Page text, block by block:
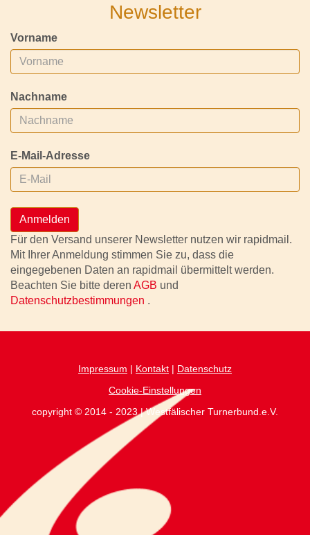
Newsletter
Vorname
Nachname
E-Mail-Adresse
Anmelden
Für den Versand unserer Newsletter nutzen wir rapidmail.
Mit Ihrer Anmeldung stimmen Sie zu, dass die
eingegebenen Daten an rapidmail übermittelt werden.
Beachten Sie bitte deren AGB und
Datenschutzbestimmungen .
Impressum | Kontakt | Datenschutz
Cookie-Einstellungen
copyright © 2014 - 2023 | Westfälischer Turnerbund.e.V.